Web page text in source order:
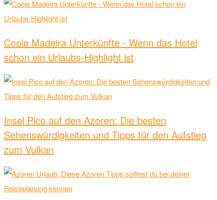
Coole Madeira Unterkünfte - Wenn das Hotel
schon ein Urlaubs-Highlight ist
Insel Pico auf den Azoren: Die besten
Sehenswürdigkeiten und Tipps für den Aufstieg
zum Vulkan